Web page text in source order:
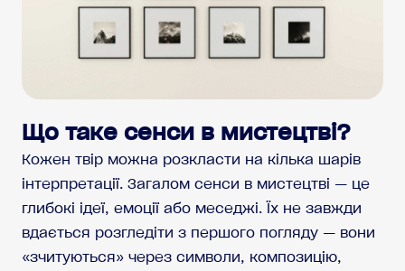
Що таке сенси в мистецтві?
Кожен твір можна розкласти на кілька шарів
інтерпретації. Загалом сенси в мистецтві — це
глибокі ідеї, емоції або меседжі. Їх не завжди
вдається розгледіти з першого погляду — вони
«зчитуються» через символи, композицію,